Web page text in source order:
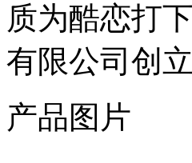
质为酷恋打
有限公司创
产品图片